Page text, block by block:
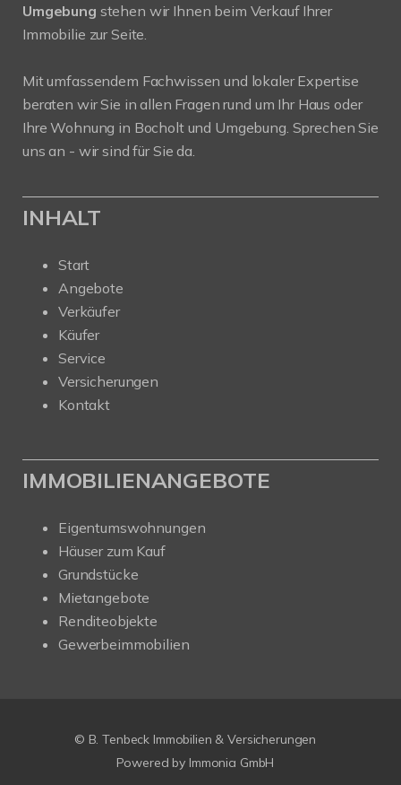
Umgebung stehen wir Ihnen beim Verkauf Ihrer
Immobilie zur Seite.
Mit umfassendem Fachwissen und lokaler Expertise
beraten wir Sie in allen Fragen rund um Ihr Haus oder
Ihre Wohnung in Bocholt und Umgebung. Sprechen Sie
uns an - wir sind für Sie da.
INHALT
Start
Angebote
Verkäufer
Käufer
Service
Versicherungen
Kontakt
IMMOBILIENANGEBOTE
Eigentumswohnungen
Häuser zum Kauf
Grundstücke
Mietangebote
Renditeobjekte
Gewerbeimmobilien
© B. Tenbeck Immobilien & Versicherungen
Powered by Immonia GmbH